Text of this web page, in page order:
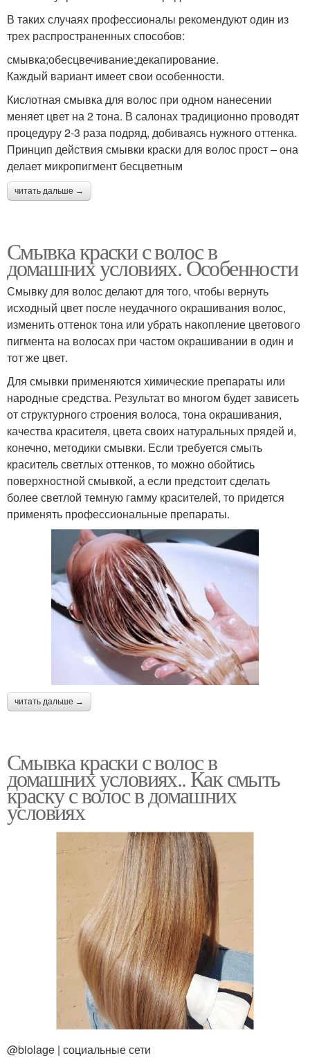
В таких случаях профессионалы рекомендуют один из
трех распространенных способов:
смывка;обесцвечивание;декапирование.
Каждый вариант имеет свои особенности.
Кислотная смывка для волос при одном нанесении
меняет цвет на 2 тона. В салонах традиционно проводят
процедуру 2-3 раза подряд, добиваясь нужного оттенка.
Принцип действия смывки краски для волос прост – она
делает микропигмент бесцветным
читать дальше →
Смывка краски с волос в
домашних условиях. Особенности
Смывку для волос делают для того, чтобы вернуть
исходный цвет после неудачного окрашивания волос,
изменить оттенок тона или убрать накопление цветового
пигмента на волосах при частом окрашивании в один и
тот же цвет.
Для смывки применяются химические препараты или
народные средства. Результат во многом будет зависеть
от структурного строения волоса, тона окрашивания,
качества красителя, цвета своих натуральных прядей и,
конечно, методики смывки. Если требуется смыть
краситель светлых оттенков, то можно обойтись
поверхностной смывкой, а если предстоит сделать
более светлой темную гамму красителей, то придется
применять профессиональные препараты.
читать дальше →
Смывка краски с волос в
домашних условиях.. Как смыть
краску с волос в домашних
условиях
@biolage | социальные сети